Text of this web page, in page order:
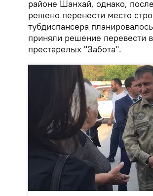
районе Шанхай, однако,
решено перенести место
тубдиспансера
приняли решение перевести
престарелых "Забота".